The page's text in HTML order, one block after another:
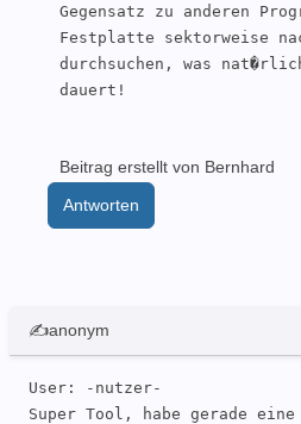
Gegensatz zu anderen
Festplatte sektorweise
durchsuchen, was
dauert!
Beitrag erstellt von Bernhard
Antworten
✍anonym
User: -nutzer-
Super Tool, habe gerade eine